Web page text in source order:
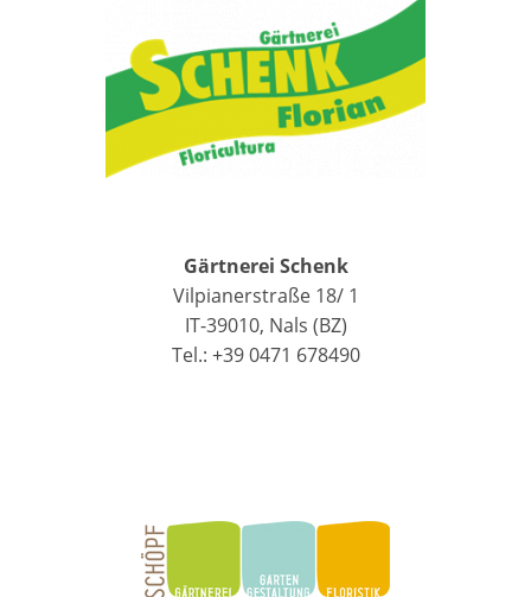
Gärtnerei Schenk
Vilpianerstraße 18/ 1
IT-39010, Nals (BZ)
Tel.: +39 0471 678490